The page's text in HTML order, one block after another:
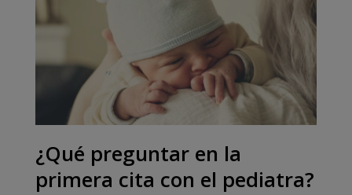
¿Qué preguntar en la
primera cita con el pediatra?